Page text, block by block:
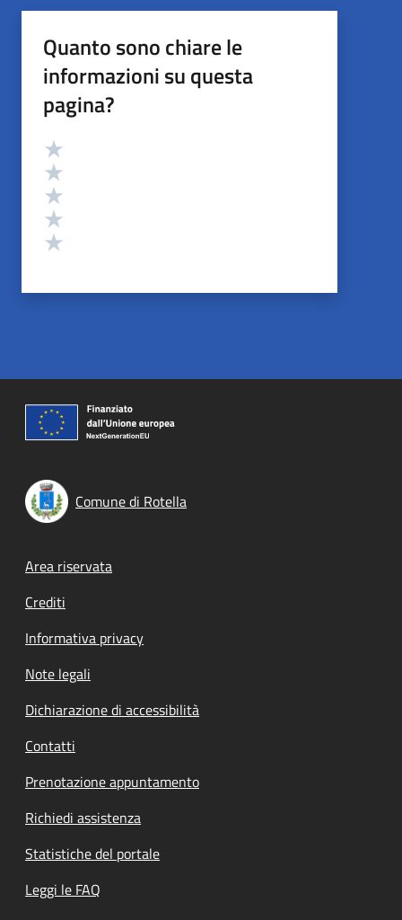
Quanto sono chiare le
informazioni su questa
pagina?
Valutazione
Comune di Rotella
Footer menu
Area riservata
Crediti
Informativa privacy
Note legali
Dichiarazione di accessibilità
Contatti
Prenotazione appuntamento
Richiedi assistenza
Statistiche del portale
Leggi le FAQ